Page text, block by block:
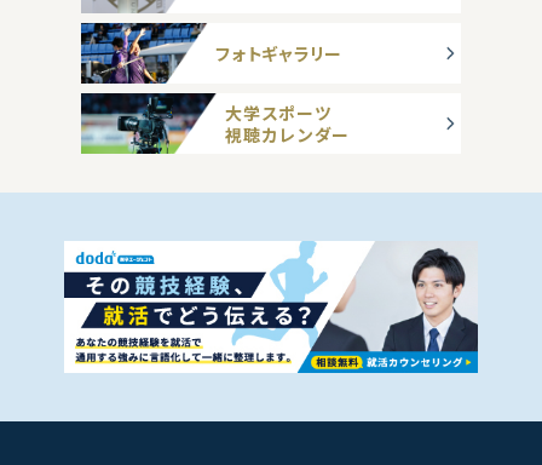
フォトギャラリー
大学スポーツ
視聴カレンダー